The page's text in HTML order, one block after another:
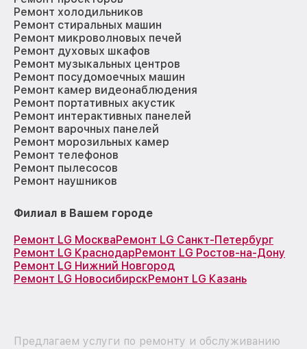
Ремонт холодильников
Ремонт стиральных машин
Ремонт микроволновых печей
Ремонт духовых шкафов
Ремонт музыкальных центров
Ремонт посудомоечных машин
Ремонт камер видеонаблюдения
Ремонт портативных акустик
Ремонт интерактивных панелей
Ремонт варочных панелей
Ремонт морозильных камер
Ремонт телефонов
Ремонт пылесосов
Ремонт наушников
Филиал в Вашем городе
Ремонт LG МоскваРемонт LG Санкт-Петербург
Ремонт LG КраснодарРемонт LG Ростов-на-Дону
Ремонт LG Нижний Новгород
Ремонт LG НовосибирскРемонт LG Казань
Предлагаем услуги по ремонту и обслуживанию